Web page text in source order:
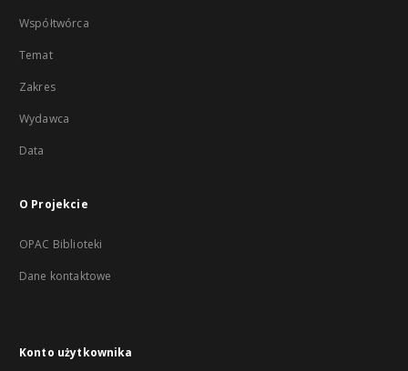
Współtwórca
Temat
Zakres
Wydawca
Data
O Projekcie
OPAC Biblioteki
Dane kontaktowe
Konto użytkownika